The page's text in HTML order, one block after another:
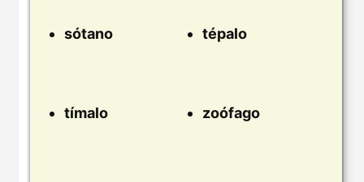
sótano tépalo
tímalo zoófago